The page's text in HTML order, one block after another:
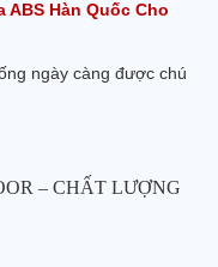
ABS Hàn Quốc Cho
ngày càng được chú